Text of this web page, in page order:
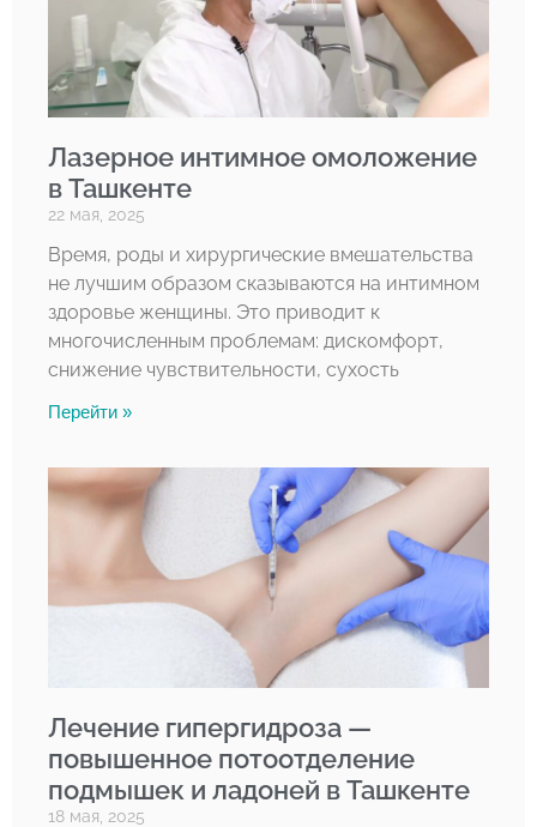
Лазерное интимное омоложение
в Ташкенте
22 мая, 2025
Время, роды и хирургические вмешательства
не лучшим образом сказываются на интимном
здоровье женщины. Это приводит к
многочисленным проблемам: дискомфорт,
снижение чувствительности, сухость
Перейти »
Лечение гипергидроза —
повышенное потоотделение
подмышек и ладоней в Ташкенте
18 мая, 2025